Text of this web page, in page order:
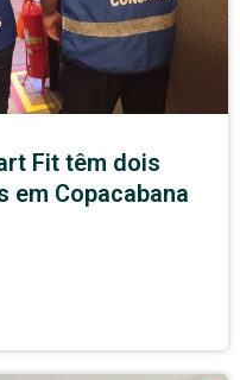
Fit têm dois
Copacabana